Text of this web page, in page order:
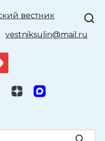
vestniksulin@mail.ru